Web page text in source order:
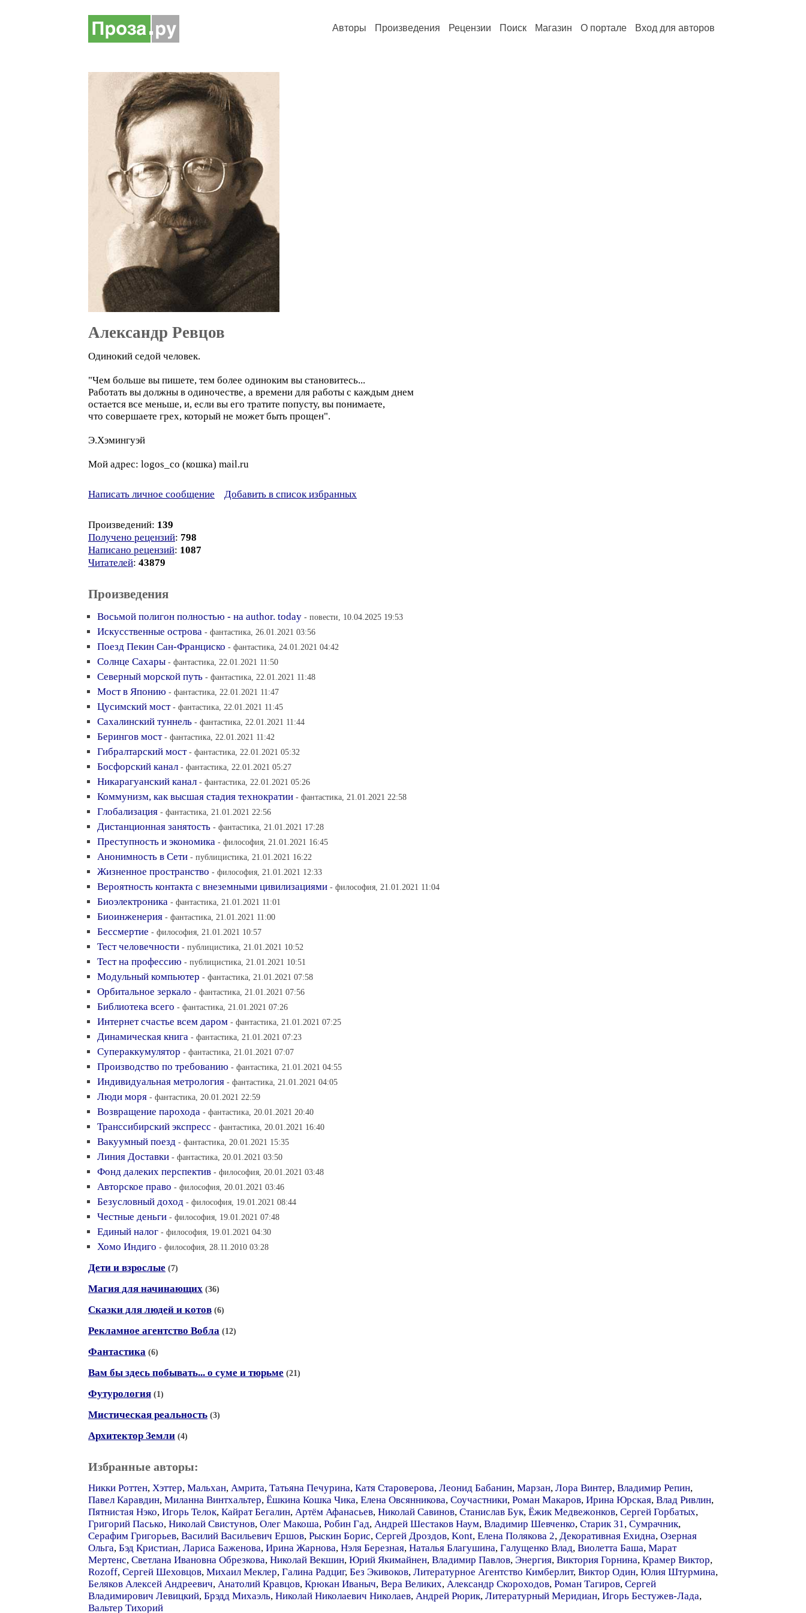
Авторы Произведения Рецензии Поиск Магазин О портале Вход для авторов
Александр Ревцов
Одинокий седой человек.
"Чем больше вы пишете, тем более одиноким вы становитесь...
Работать вы должны в одиночестве, а времени для работы с каждым днем
остается все меньше, и, если вы его тратите попусту, вы понимаете,
что совершаете грех, который не может быть прощен".
Э.Хэмингуэй
Мой адрес: logos_co (кошка) mail.ru
Написать личное сообщение Добавить в список избранных
Произведений: 139
Получено рецензий: 798
Написано рецензий: 1087
Читателей: 43879
Произведения
Восьмой полигон полностью - на author. today - повести, 10.04.2025 19:53
Искусственные острова - фантастика, 26.01.2021 03:56
Поезд Пекин Сан-Франциско - фантастика, 24.01.2021 04:42
Солнце Сахары - фантастика, 22.01.2021 11:50
Северный морской путь - фантастика, 22.01.2021 11:48
Мост в Японию - фантастика, 22.01.2021 11:47
Цусимский мост - фантастика, 22.01.2021 11:45
Сахалинский туннель - фантастика, 22.01.2021 11:44
Берингов мост - фантастика, 22.01.2021 11:42
Гибралтарский мост - фантастика, 22.01.2021 05:32
Босфорский канал - фантастика, 22.01.2021 05:27
Никарагуанский канал - фантастика, 22.01.2021 05:26
Коммунизм, как высшая стадия технократии - фантастика, 21.01.2021 22:58
Глобализация - фантастика, 21.01.2021 22:56
Дистанционная занятость - фантастика, 21.01.2021 17:28
Преступность и экономика - философия, 21.01.2021 16:45
Анонимность в Сети - публицистика, 21.01.2021 16:22
Жизненное пространство - философия, 21.01.2021 12:33
Вероятность контакта с внеземными цивилизациями - философия, 21.01.2021 11:04
Биоэлектроника - фантастика, 21.01.2021 11:01
Биоинженерия - фантастика, 21.01.2021 11:00
Бессмертие - философия, 21.01.2021 10:57
Тест человечности - публицистика, 21.01.2021 10:52
Тест на профессию - публицистика, 21.01.2021 10:51
Модульный компьютер - фантастика, 21.01.2021 07:58
Орбитальное зеркало - фантастика, 21.01.2021 07:56
Библиотека всего - фантастика, 21.01.2021 07:26
Интернет счастье всем даром - фантастика, 21.01.2021 07:25
Динамическая книга - фантастика, 21.01.2021 07:23
Супераккумулятор - фантастика, 21.01.2021 07:07
Производство по требованию - фантастика, 21.01.2021 04:55
Индивидуальная метрология - фантастика, 21.01.2021 04:05
Люди моря - фантастика, 20.01.2021 22:59
Возвращение парохода - фантастика, 20.01.2021 20:40
Транссибирский экспресс - фантастика, 20.01.2021 16:40
Вакуумный поезд - фантастика, 20.01.2021 15:35
Линия Доставки - фантастика, 20.01.2021 03:50
Фонд далеких перспектив - философия, 20.01.2021 03:48
Авторское право - философия, 20.01.2021 03:46
Безусловный доход - философия, 19.01.2021 08:44
Честные деньги - философия, 19.01.2021 07:48
Единый налог - философия, 19.01.2021 04:30
Хомо Индиго - философия, 28.11.2010 03:28
Дети и взрослые (7)
Магия для начинающих (36)
Сказки для людей и котов (6)
Рекламное агентство Вобла (12)
Фантастика (6)
Вам бы здесь побывать... о суме и тюрьме (21)
Футурология (1)
Мистическая реальность (3)
Архитектор Земли (4)
Избранные авторы:
Никки Роттен, Хэттер, Мальхан, Амрита, Татьяна Печурина, Катя Староверова, Леонид Бабанин, Марзан, Лора Винтер, Владимир Репин,
Павел Каравдин, Миланна Винтхальтер, Ёшкина Кошка Чика, Елена Овсянникова, Соучастники, Роман Макаров, Ирина Юрская, Влад Ривлин,
Пятнистая Нэко, Игорь Телок, Кайрат Бегалин, Артём Афанасьев, Николай Савинов, Станислав Бук, Ёжик Медвежонков, Сергей Горбатых,
Григорий Пасько, Николай Свистунов, Олег Макоша, Робин Гад, Андрей Шестаков Наум, Владимир Шевченко, Старик 31, Сумрачник,
Серафим Григорьев, Василий Васильевич Ершов, Рыскин Борис, Сергей Дроздов, Kont, Елена Полякова 2, Декоративная Ехидна, Озерная
Ольга, Бэд Кристиан, Лариса Баженова, Ирина Жарнова, Нэля Березная, Наталья Благушина, Галущенко Влад, Виолетта Баша, Марат
Мертенс, Светлана Ивановна Обрезкова, Николай Векшин, Юрий Якимайнен, Владимир Павлов, Энергия, Виктория Горнина, Крамер Виктор,
Rozoff, Сергей Шеховцов, Михаил Меклер, Галина Радциг, Без Экивоков, Литературное Агентство Кимберлит, Виктор Один, Юлия Штурмина,
Беляков Алексей Андреевич, Анатолий Кравцов, Крюкан Иваныч, Вера Великих, Александр Скороходов, Роман Тагиров, Сергей
Владимирович Левицкий, Брэдд Михаэль, Николай Николаевич Николаев, Андрей Рюрик, Литературный Меридиан, Игорь Бестужев-Лада,
Вальтер Тихорий